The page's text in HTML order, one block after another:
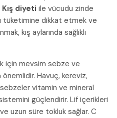
Kış diyeti ile vücudu zinde
tüketimine dikkat etmek ve
kış aylarında sağlıklı
için mevsim sebze ve
Havuç, kereviz,
vitamin ve mineral
sistemini güçlendirir. Lif içerikleri
uzun süre tokluk sağlar. C